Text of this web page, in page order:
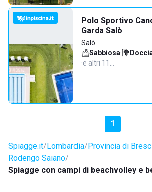
Polo Sportivo
Garda Salò
Salò
Sabbiosa·
·e altri 11…
1
Spiagge.it Lombardia Provincia di
Rodengo Saiano
Spiagge con campi di beachvolley e